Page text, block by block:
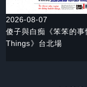
2026-08-07
傻子與白痴《笨笨的
Things》台北場